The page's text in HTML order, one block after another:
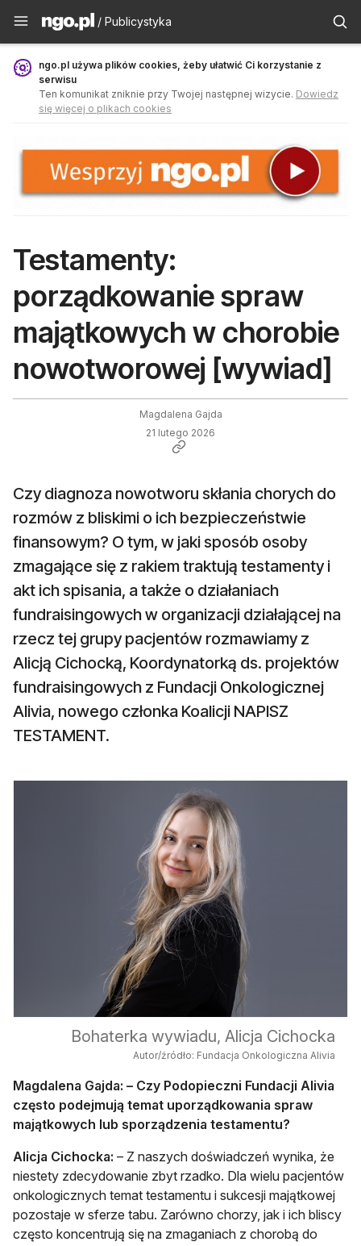
Publicystyka - ngo.pl
/ Publicystyka
ngo.pl używa plików cookies, żeby ułatwić Ci korzystanie z
serwisu
Ten komunikat zniknie przy Twojej następnej wizycie. Dowiedz
się więcej o plikach cookies
Testamenty:
porządkowanie spraw
majątkowych w chorobie
nowotworowej [wywiad]
Magdalena Gajda
21 lutego 2026
Czy diagnoza nowotworu skłania chorych do
rozmów z bliskimi o ich bezpieczeństwie
finansowym? O tym, w jaki sposób osoby
zmagające się z rakiem traktują testamenty i
akt ich spisania, a także o działaniach
fundraisingowych w organizacji działającej na
rzecz tej grupy pacjentów rozmawiamy z
Alicją Cichocką, Koordynatorką ds. projektów
fundraisingowych z Fundacji Onkologicznej
Alivia, nowego członka Koalicji NAPISZ
TESTAMENT.
Bohaterka wywiadu, Alicja Cichocka
Autor/źródło: Fundacja Onkologiczna Alivia
Magdalena Gajda: – Czy Podopieczni Fundacji Alivia
często podejmują temat uporządkowania spraw
majątkowych lub sporządzenia testamentu?
Alicja Cichocka: – Z naszych doświadczeń wynika, że
niestety zdecydowanie zbyt rzadko. Dla wielu pacjentów
onkologicznych temat testamentu i sukcesji majątkowej
pozostaje w sferze tabu. Zarówno chorzy, jak i ich bliscy
często koncentrują się na zmaganiach z chorobą do